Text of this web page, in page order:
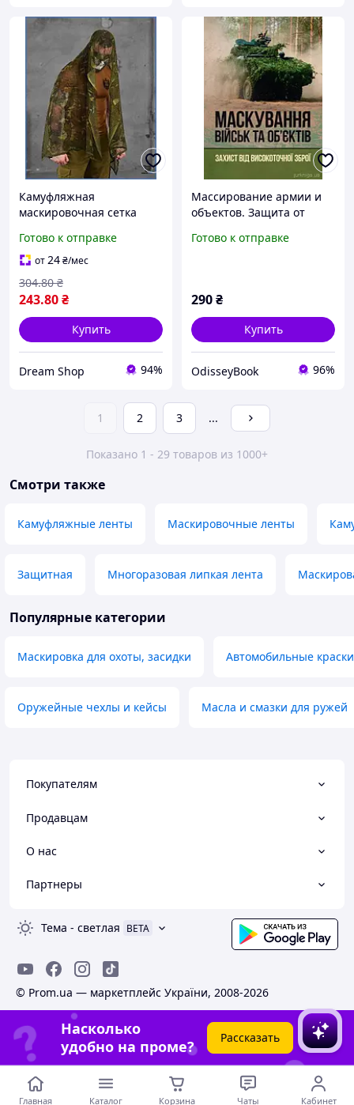
Камуфляжная
маскировочная сетка
оружия фотоаппарата и
маскировки головы
охотника шоп1
Готово к отправке
от24₴/мес
243.80₴
304.80 ₴
Купить
Dream Shop 94%
Массирование армии и
объектов. Защита от
В. Пугач, В. П. Чепурный.
Готово к отправке
290₴
Купить
OdisseyBook 96%
1 2 3 ...
Показано 1 - 29 товаров из 1000+
Смотри также
Камуфляжные ленты Маскировочные ленты
Защитная Многоразовая липкая лента
Популярные категории
Маскировка для охоты, засидки Автомобильные
Оружейные чехлы и кейсы Масла и смазки для ружей
Покупателям
Продавцам
О нас
Партнеры
Тема - светлая BETA
© Prom.ua — маркетплейс України, 2008-2026
Насколько
удобно на проме?
Рассказать
Главная Каталог Корзина Чаты Кабинет